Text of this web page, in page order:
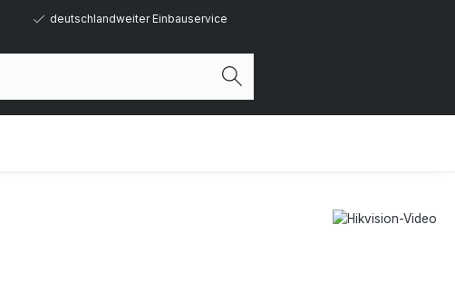
deutschlandweiter Einbauservice